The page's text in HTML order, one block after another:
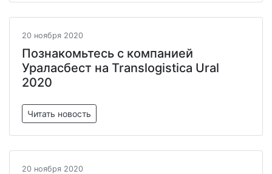
20 ноября 2020
Познакомьтесь с компанией
Ураласбест на Translogistica Ural
2020
Читать новость
20 ноября 2020